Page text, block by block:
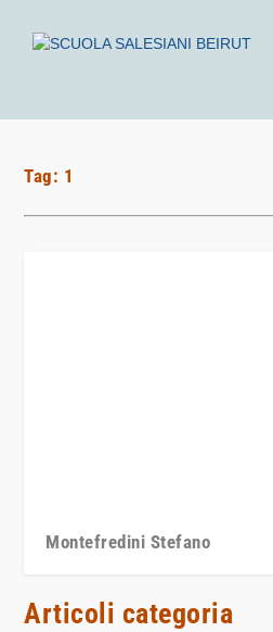
Tag: 1
Montefredini Stefano
Articoli categoria